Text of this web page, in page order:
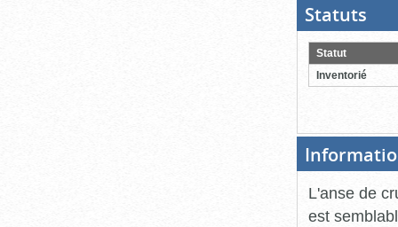
Statuts
pour
Statut
Inventorié
L'anse de
est